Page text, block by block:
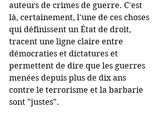
auteurs de crimes de guerre. C'est
là, certainement, l'une de ces choses
qui définissent un État de droit,
tracent une ligne claire entre
démocraties et dictatures et
permettent de dire que les guerres
menées depuis plus de dix ans
contre le terrorisme et la barbarie
sont "justes".